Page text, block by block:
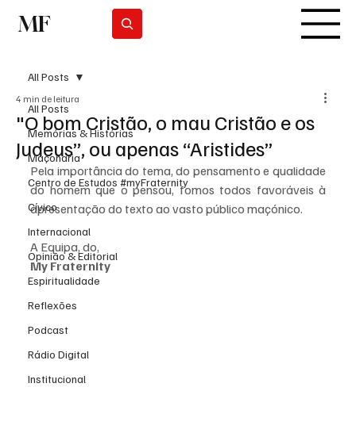
MF
All Posts
Memórias & Histórias
Maçonaria
Centro de Estudos #myFraternity
Cívico
Internacional
Opinião & Editorial
Espiritualidade
Reflexões
Podcast
Rádio Digital
Institucional
All Posts
"O bom Cristão, o mau Cristão e os
Judeus”, ou apenas “Aristides”
4 min de leitura
Pela importância do tema, do pensamento e qualidade
do homem que o pensou, fomos todos favoráveis à
apresentação do texto ao vasto público maçónico.
A Equipa, do,
My Fraternity